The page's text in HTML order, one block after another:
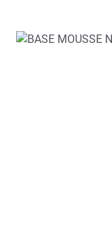
Salta la galleria di